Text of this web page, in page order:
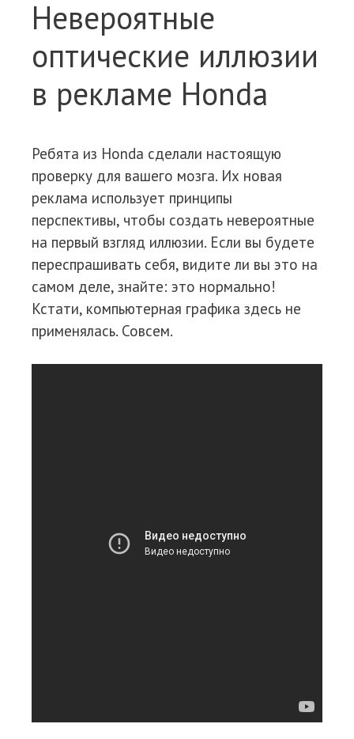
Невероятные
оптические иллюзии
в рекламе Honda
Ребята из Honda сделали настоящую
проверку для вашего мозга. Их новая
реклама использует принципы
перспективы, чтобы создать невероятные
на первый взгляд иллюзии. Если вы будете
переспрашивать себя, видите ли вы это на
самом деле, знайте: это нормально!
Кстати, компьютерная графика здесь не
применялась. Совсем.